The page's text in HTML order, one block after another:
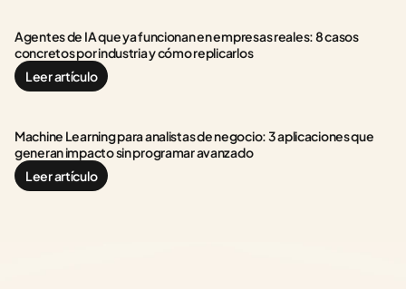
Agentes de IA que ya funcionan en empresas reales: 8 casos
concretos por industria y cómo replicarlos
Leer artículo
Machine Learning para analistas de negocio: 3 aplicaciones que
generan impacto sin programar avanzado
Leer artículo